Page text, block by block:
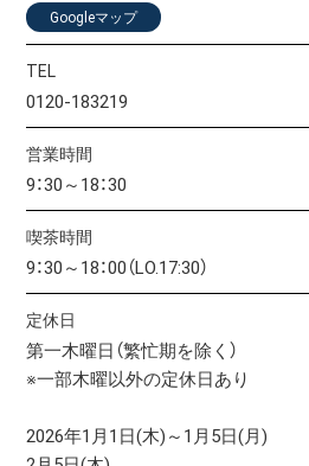
Googleマップ
TEL
0120-183219
営業時間
9：30～18：30
喫茶時間
9：30～18：00（LO.17:30）
定休日
第一木曜日（繁忙期を除く）
※一部木曜以外の定休日あり
2026年1月1日(木)～1月5日(月)